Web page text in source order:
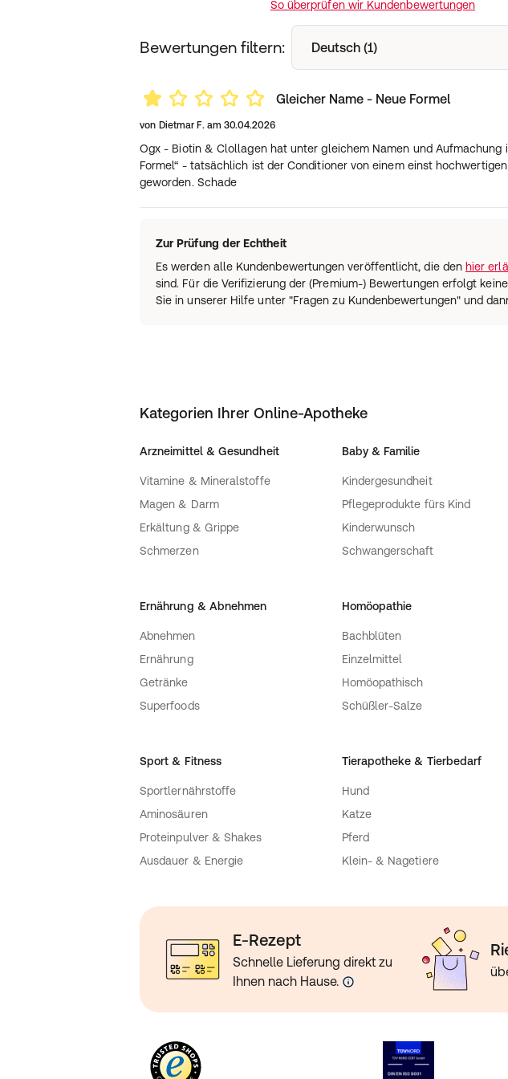
So überprüfen wir Kundenbewertungen
Bewertungen filtern: Deutsch (1)
Gleicher Name - Neue Formel
von Dietmar F. am 30.04.2026
Ogx - Biotin & Clollagen hat unter gleichem Namen und
Formel“ - tatsächlich ist der Conditioner von einem einst
geworden. Schade
Zur Prüfung der Echtheit
Es werden alle Kundenbewertungen veröffentlicht, die den hier
sind. Für die Verifizierung der (Premium-) Bewertungen erfolgt
Sie in unserer Hilfe unter "Fragen zu Kundenbewertungen" und
Kategorien Ihrer Online-Apotheke
Arzneimittel & Gesundheit
Vitamine & Mineralstoffe
Magen & Darm
Erkältung & Grippe
Schmerzen
Baby & Familie
Kindergesundheit
Pflegeprodukte fürs Kind
Kinderwunsch
Schwangerschaft
Ernährung & Abnehmen
Abnehmen
Ernährung
Getränke
Superfoods
Homöopathie
Bachblüten
Einzelmittel
Homöopathisch
Schüßler-Salze
Sport & Fitness
Sportlernährstoffe
Aminosäuren
Proteinpulver & Shakes
Ausdauer & Energie
Tierapotheke & Tierbedarf
Hund
Katze
Pferd
Klein- & Nagetiere
E-Rezept
Schnelle Lieferung direkt zu
Ihnen nach Hause.